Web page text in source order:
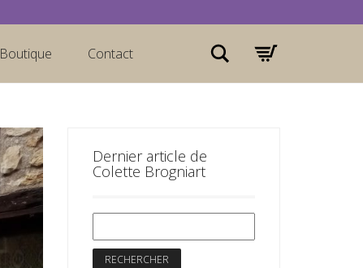
Boutique Contact Rechercher
Dernier article de
Colette Brogniart